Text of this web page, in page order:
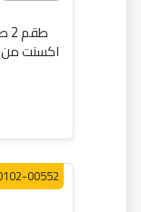
00552